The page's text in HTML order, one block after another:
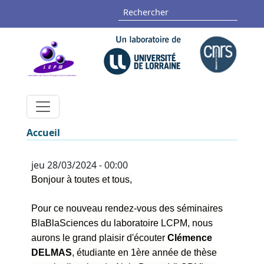
Aller au contenu principalRechercher
Fil d'Ariane
Accueil
jeu 28/03/2024 - 00:00
Bonjour à toutes et tous,
Pour ce nouveau rendez-vous des séminaires
BlaBlaSciences du laboratoire LCPM, nous
aurons le grand plaisir d'écouter Clémence
DELMAS, étudiante en 1ère année de thèse
Panneau de gestion des cookies